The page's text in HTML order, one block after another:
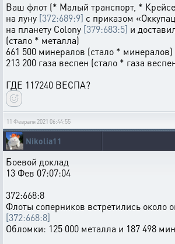
Ваш флот (* Малый транспорт, *
на луну [372:689:9] с приказом
на планету Colony [379:683:5] и
(стало * металла)
661 500 минералов (стало * минералов)
213 200 газа веспен (стало * газа
ГДЕ 117240 ВЕСПА?
11 Февраля 2021 06:44:55
Nikolia11
Боевой доклад
13 Фев 07:07:04
372:668:8
Флоты соперников встретились около
[372:668:8]
Обломки: 125 000 металла и 187 498